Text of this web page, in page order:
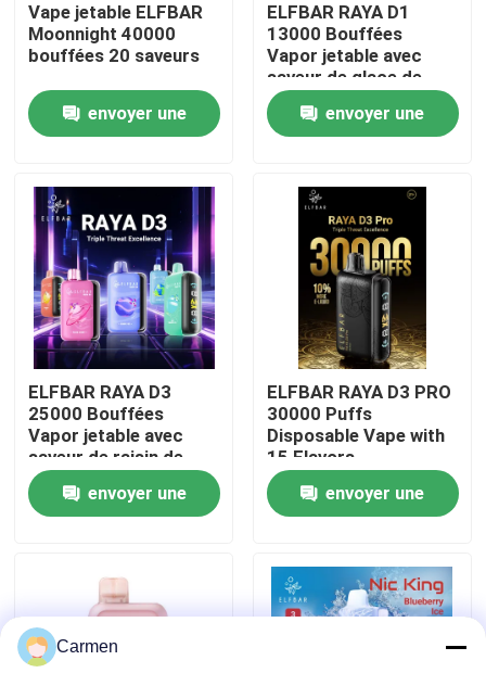
Aperçu
Produits
A propos de nous
Visite d'usine
Contrôle de la qualité
Contact
Demande de soumission
Vape à base de vozole
ELFBAR Vaperrrrrrur
Vape jetable ELFBAR
Moonnight 40000
bouffées 20 saveurs
envoyer une
ELFBAR RAYA D1
13000 Bouffées
Vapor jetable avec
saveur de glace de
bleuets
envoyer une
ELFBAR RAYA D3
25000 Bouffées
Vapor jetable avec
saveur de raisin de
fraise
envoyer une
ELFBAR RAYA D3 PRO
30000 Puffs
Disposable Vape with
15 Flavors
envoyer une
Carmen